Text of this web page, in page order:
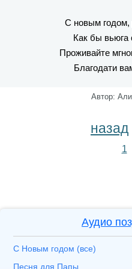
С новым годом,
Как бы вьюга
Проживайте
Благодати
Автор:
назад
1
Аудио
С Новым годом (все)
Песня для Папы